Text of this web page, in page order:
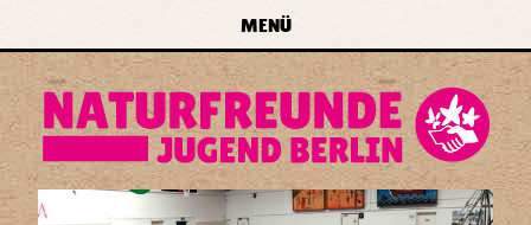
zum Inhalt springen
forum
naturfreundejugend
berlin
e.v.
MENÜ